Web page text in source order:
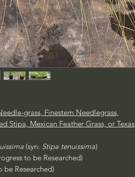
grass, Finestem Needlegrass,
Stipa, Mexican Feather Grass, or Texas
(syn. Stipa tenuissima)
to be Researched)
be Researched)